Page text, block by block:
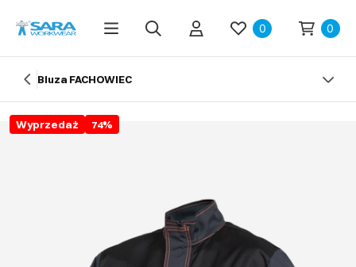
0 0
Bluza FACHOWIEC
Wyprzedaż 74%